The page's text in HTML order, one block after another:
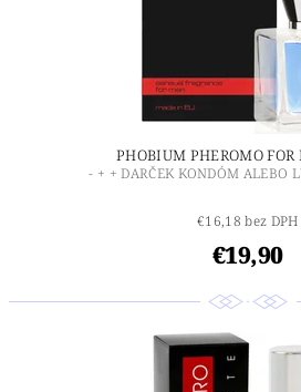
PHOBIUM PHEROMO
- + + DARČEK KONDÓM ALEBO
€16,18 bez DPH
€19,90